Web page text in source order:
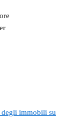
immobili su